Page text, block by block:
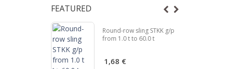
FEATURED
Round-row sling STKK g/p
from 1.0 t to 60.0 t
1,68 €